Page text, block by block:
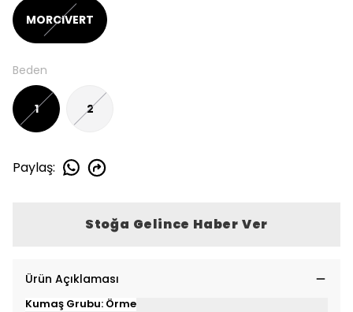
MORCIVERT
Beden
1 2
Paylaş:
Stoğa Gelince Haber Ver
Ürün Açıklaması
Kumaş Grubu: Örme